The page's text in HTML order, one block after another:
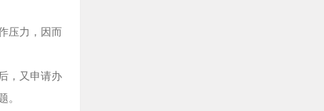
压力，因而
，又申请办